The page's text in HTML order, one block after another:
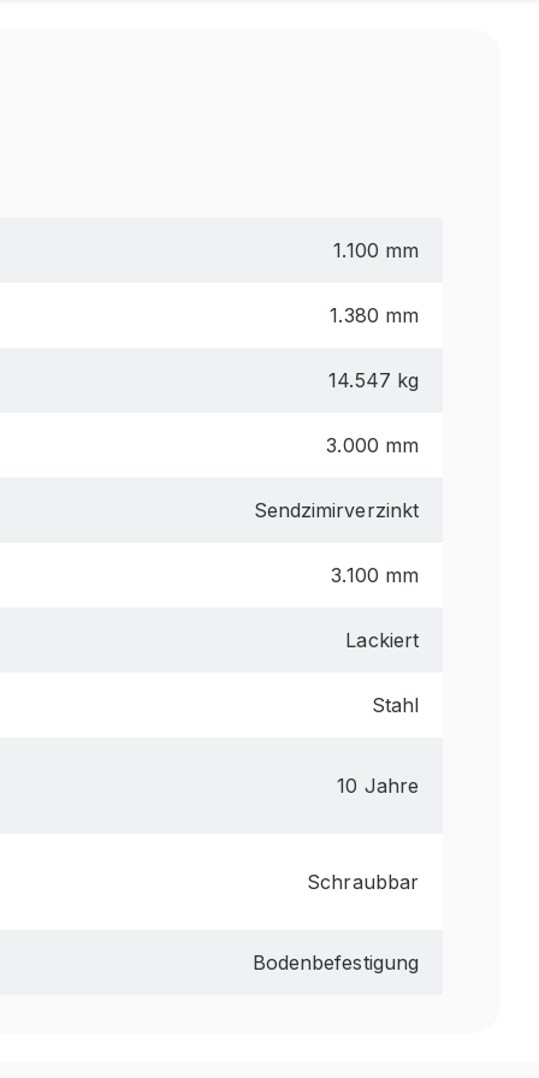
1.100 mm
1.380 mm
14.547 kg
3.000 mm
Sendzimirverzinkt
3.100 mm
Lackiert
Stahl
10 Jahre
Schraubbar
Bodenbefestigung